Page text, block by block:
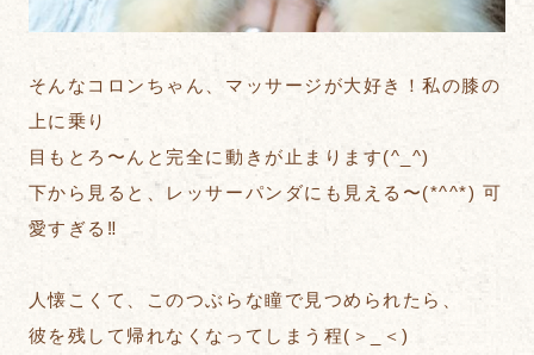
そんなコロンちゃん、マッサージが大好き！私の膝の
上に乗り
目もとろ〜んと完全に動きが止まります(^_^)
下から見ると、レッサーパンダにも見える〜(*^^*) 可
愛すぎる‼︎
人懐こくて、このつぶらな瞳で見つめられたら、
彼を残して帰れなくなってしまう程(＞_＜)